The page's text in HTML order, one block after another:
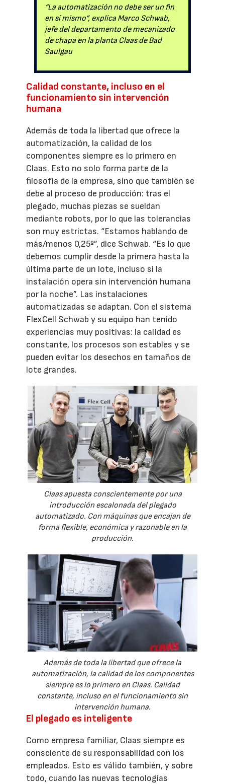
“La automatización no debe ser un fin
en sí mismo”, explica Marco Schwab,
jefe del departamento de mecanizado
de chapa en la planta Claas de Bad
Saulgau
Calidad constante, incluso en el
funcionamiento sin intervención
humana
Además de toda la libertad que ofrece la
automatización, la calidad de los
componentes siempre es lo primero en
Claas. Esto no solo forma parte de la
filosofía de la empresa, sino que también se
debe al proceso de producción: tras el
plegado, muchas piezas se sueldan
mediante robots, por lo que las tolerancias
son muy estrictas. “Estamos hablando de
más/menos 0,25º”, dice Schwab. “Es lo que
debemos cumplir desde la primera hasta la
última parte de un lote, incluso si la
instalación opera sin intervención humana
por la noche”. Las instalaciones
automatizadas se adaptan. Con el sistema
FlexCell Schwab y su equipo han tenido
experiencias muy positivas: la calidad es
constante, los procesos son estables y se
pueden evitar los desechos en tamaños de
lote grandes.
Claas apuesta conscientemente por una
introducción escalonada del plegado
automatizado. Con máquinas que encajan de
forma flexible, económica y razonable en la
producción.
Además de toda la libertad que ofrece la
automatización, la calidad de los componentes
siempre es lo primero en Claas. Calidad
constante, incluso en el funcionamiento sin
intervención humana.
El plegado es inteligente
Como empresa familiar, Claas siempre es
consciente de su responsabilidad con los
empleados. Esto es válido también, y sobre
todo, cuando las nuevas tecnologías